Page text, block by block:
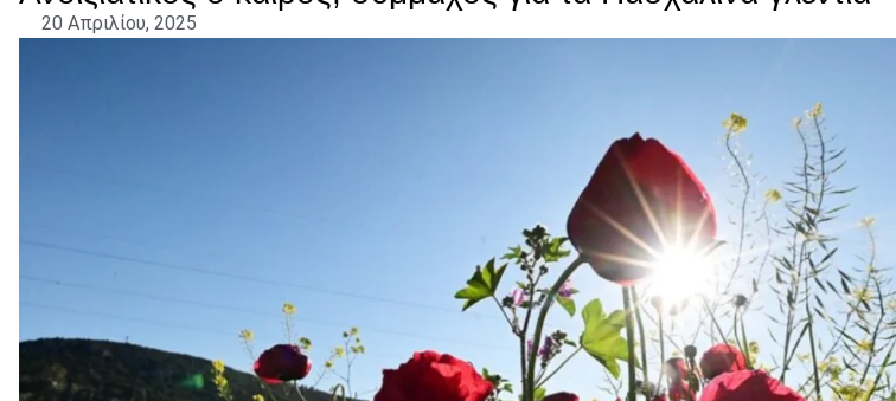
20 Απριλίου, 2025